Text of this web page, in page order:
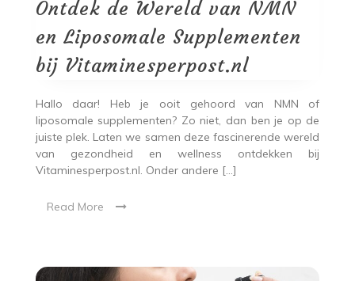
Ontdek de Wereld van NMN
en Liposomale Supplementen
bij Vitaminesperpost.nl
Hallo daar! Heb je ooit gehoord van NMN of
liposomale supplementen? Zo niet, dan ben je op de
juiste plek. Laten we samen deze fascinerende wereld
van gezondheid en wellness ontdekken bij
Vitaminesperpost.nl. Onder andere […]
Read More